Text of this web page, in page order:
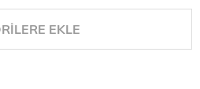
EKLE